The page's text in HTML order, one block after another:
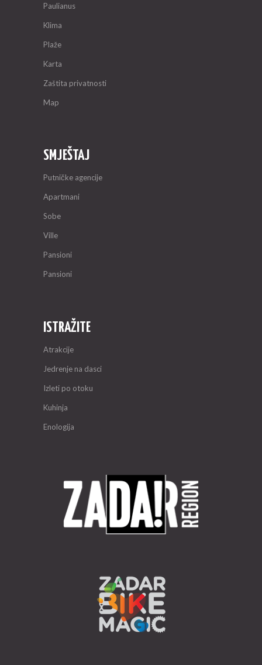
Paulianus
Klima
Plaže
Karta
Zaštita privatnosti
Map
SMJEŠTAJ
Putničke agencije
Apartmani
Sobe
Ville
Pansioni
Pansioni
ISTRAŽITE
Atrakcije
Jedrenje na dasci
Izleti po otoku
Kuhinja
Enologija